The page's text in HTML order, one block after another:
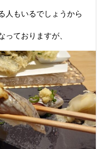
人もいるでしょうから
っておりますが、